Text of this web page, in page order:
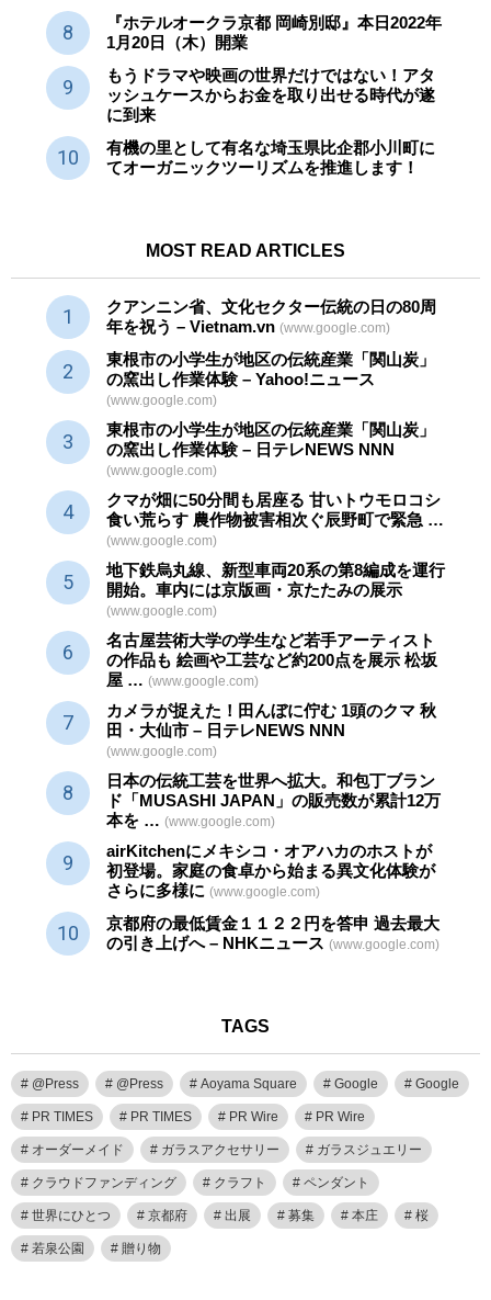
『ホテルオークラ京都 岡崎別邸』本日2022年
1月20日（木）開業
もうドラマや映画の世界だけではない！アタ
ッシュケースからお金を取り出せる時代が遂
に到来
有機の里として有名な埼玉県比企郡小川町に
てオーガニックツーリズムを推進します！
MOST READ ARTICLES
クアンニン省、文化セクター伝統の日の80周
年を祝う – Vietnam.vn (www.google.com)
東根市の小学生が地区の伝統産業 「関山炭」
の窯出し作業体験 – Yahoo!ニュース
(www.google.com)
東根市の小学生が地区の伝統産業 「関山炭」
の窯出し作業体験 – 日テレNEWS NNN
(www.google.com)
クマが畑に50分間も居座る 甘いトウモロコシ
食い荒らす 農作物被害相次ぐ辰野町で緊急 …
(www.google.com)
地下鉄烏丸線、新型車両20系の第8編成を運行
開始。車内には京版画・京たたみの展示
(www.google.com)
名古屋芸術大学の学生など若手アーティスト
の作品も 絵画や工芸など約200点を展示 松坂
屋 … (www.google.com)
カメラが捉えた！田んぼに佇む 1頭のクマ 秋
田・大仙市 – 日テレNEWS NNN
(www.google.com)
日本の伝統工芸を世界へ拡大。和包丁ブラン
ド「MUSASHI JAPAN」の販売数が累計12万
本を … (www.google.com)
airKitchenにメキシコ・オアハカのホストが
初登場。家庭の食卓から始まる異文化体験が
さらに多様に (www.google.com)
京都府の最低賃金１１２２円を答申 過去最大
の引き上げへ – NHKニュース (www.google.com)
TAGS
@Press @Press Aoyama Square Google Google
PR TIMES PR TIMES PR Wire PR Wire
オーダーメイド ガラスアクセサリー ガラスジュエリー
クラウドファンディング クラフト ペンダント
世界にひとつ 京都府 出展 募集 本庄 桜
若泉公園 贈り物